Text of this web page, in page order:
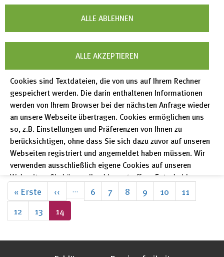
ALLE ABLEHNEN
ALLE AKZEPTIEREN
Cookies sind Textdateien, die von uns auf Ihrem Rechner
gespeichert werden. Die darin enthaltenen Informationen
werden von Ihrem Browser bei der nächsten Anfrage wieder
an unsere Webseite übertragen. Cookies ermöglichen uns
so, z.B. Einstellungen und Präferenzen von Ihnen zu
berücksichtigen, ohne dass Sie sich dazu zuvor auf unseren
Webseiten registriert und angemeldet haben müssen. Wir
verwenden ausschließlich eigene Cookies auf unseren
Webseiten. Sie können Ihre hier getroffene Entscheidung
unter "Einstellungen" jederzeit ändern und somit auch eine
erteilte Einwilligung für die Zukunft widerrufen.
Datenschutzerklärung
RADAR News – 27.07.2017
RADAR aufgenommen in die Liste
der Forschungsdaten-Repositorien
re3data.org
re3data.org ist ein weltweites Register für
Forschungsdaten-Repositorien. Das Register
enthält Forschungsdaten-Repositorien aus
verschiedenen akademischen Bereichen.
mehr lesen
Seitennummerierung
Erste
Seite
« Erste
Vorherige
Seite
‹‹ … Seite
6 Seite
7 Seite
8 Seite
9 Seite
10 Seite
11
Seite
12 Seite
13
Aktuelle
Seite
14